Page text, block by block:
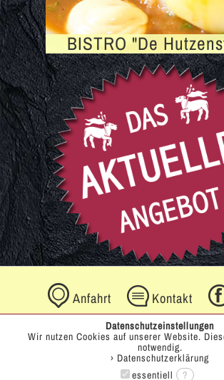
Datenschutzeinstellungen
Wir nutzen Cookies auf unserer Website.
notwendig.
› Datenschutzerklärung
essentiell ?
BISTRO "De
Anfahrt Kontakt